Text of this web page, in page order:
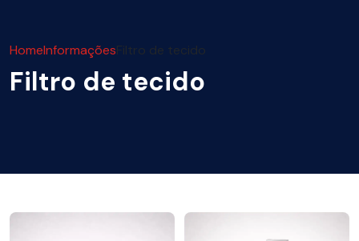
HomeInformaçõesFiltro de tecido
Filtro de tecido